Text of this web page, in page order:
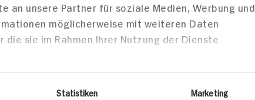
an unsere Partner für soziale Medien, Werbung und
möglicherweise mit weiteren Daten
sie im Rahmen Ihrer Nutzung der Dienste
Statistiken Marketing